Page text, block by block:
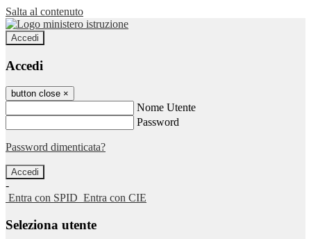
Salta al contenuto
Accedi
Accedi
button close ×
Nome Utente
Password
Password dimenticata?
-
Entra con SPID Entra con CIE
Seleziona utente